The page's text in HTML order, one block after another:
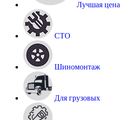
Лучшая цена
СТО
Шиномонтаж
Для грузовых